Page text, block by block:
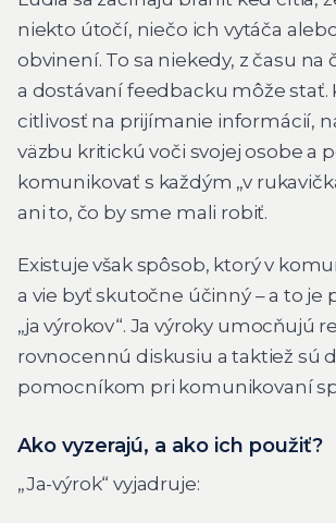
niekto útočí, niečo ich vytáča
obvinení. To sa niekedy, z času na
a dostávaní feedbacku môže stať.
citlivosť na prijímanie informácií,
väzbu kritickú voči svojej osobe a
komunikovať s každým „v
ani to, čo by sme mali robiť.
Existuje však spôsob, ktorý v
a vie byť skutočne účinný – a to je
„ja výrokov“. Ja výroky umocňujú
rovnocennú diskusiu a taktiež sú
pomocníkom pri komunikovaní
Ako vyzerajú, a ako ich použiť?
„Ja-výrok“ vyjadruje: